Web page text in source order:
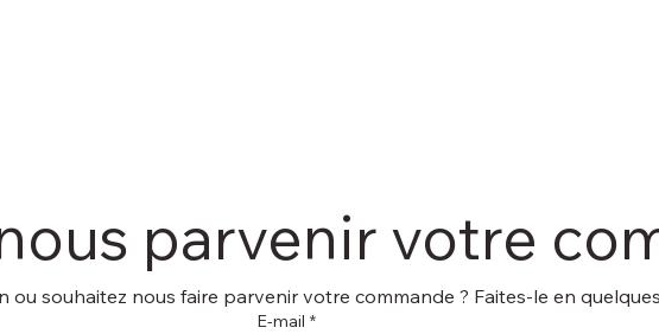
parvenir votre
ou souhaitez nous faire parvenir votre commande ? Faites-le en
E‑mail *